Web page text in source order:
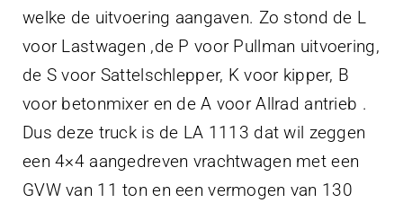
welke de uitvoering aangaven. Zo stond de L
voor Lastwagen ,de P voor Pullman uitvoering,
de S voor Sattelschlepper, K voor kipper, B
voor betonmixer en de A voor Allrad antrieb .
Dus deze truck is de LA 1113 dat wil zeggen
een 4×4 aangedreven vrachtwagen met een
GVW van 11 ton en een vermogen van 130